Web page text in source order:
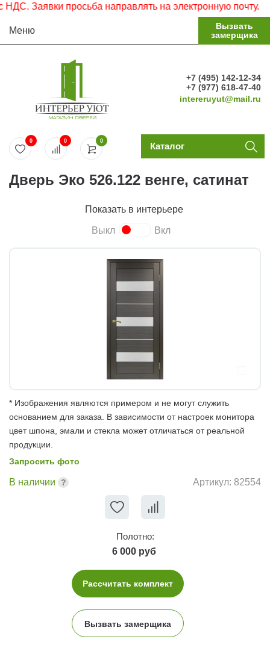
Заявки просьба направлять на электронную почту.
Меню
Вызвать
замерщика
+7 (495) 142-12-34
+7 (977) 618-47-40
intereruyut@mail.ru
0
0 0 Каталог
Дверь Эко 526.122 венге, сатинат
Показать в интерьере
Выкл Вкл
* Изображения являются примером и не могут служить
основанием для заказа. В зависимости от настроек монитора
цвет шпона, эмали и стекла может отличаться от реальной
продукции.
Запросить фото
В наличии Артикул: 82554
Полотно:
6 000 руб
Рассчитать комплект
Вызвать замерщика